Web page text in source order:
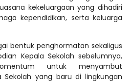
kekeluargaan yang dihadiri
kependidikan, serta keluarga
bentuk penghormatan sekaligus
Kepala Sekolah sebelumnya,
untuk menyambut
Sekolah yang baru di lingkungan